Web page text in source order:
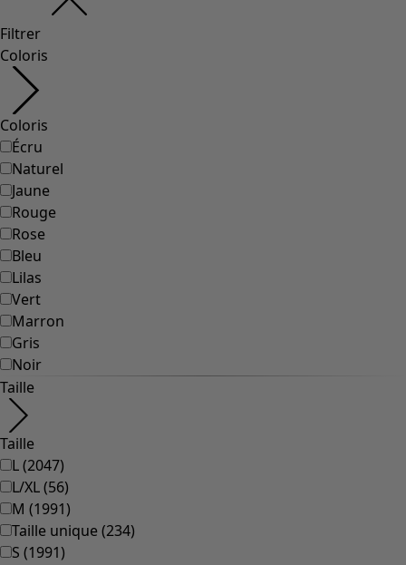
Styles de vétements
Vêtements en lin
Robes de style hippie
Grandes Tailles
À fleurs
Vêtements hippies
Une mode scandinave
Superpositions
À rayures
Des carreaux à foison
À pois
Vêtements bio
Un design suédois
Robes en jersey
Vêtements bohèmes
Des vêtements pour les soirées fraîches
Vêtements à motif
Coton
Coton biologique
Maillots de bain et vêtements de plage
Vêtements de fête